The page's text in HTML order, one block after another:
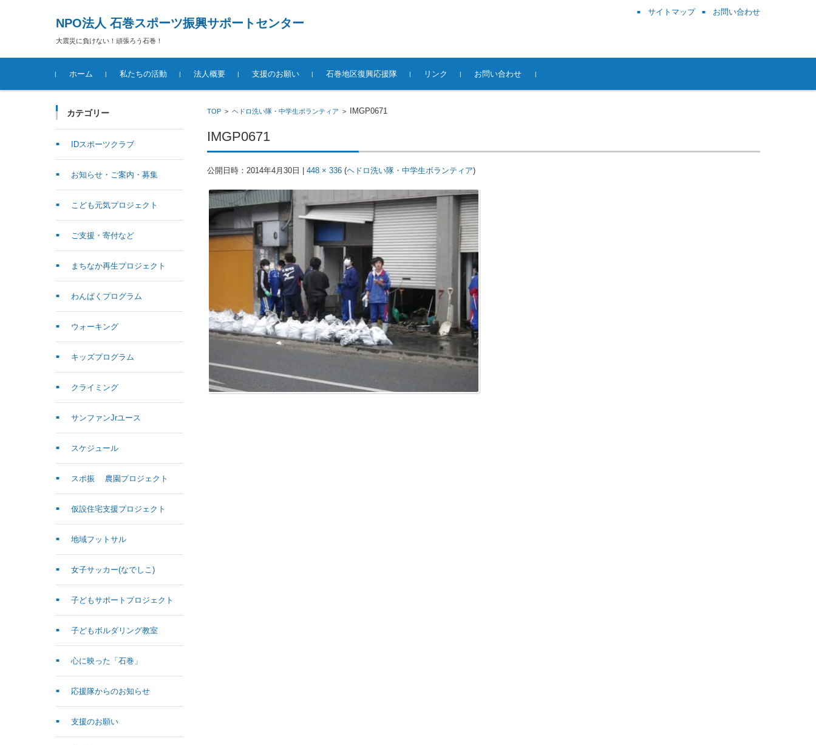
NPO法人 石巻スポーツ振興サポートセンター
大震災に負けない！頑張ろう石巻！
サイトマップ お問い合わせ
コンテンツに移動
ホーム
私たちの活動 法人概要 支援のお願い 石巻地区復興応援隊 リンク お問い合わせ
TOP> ヘドロ洗い隊・中学生ボランティア > IMGP0671
IMGP0671
公開日時： 2014年4月30日 448 × 336(ヘドロ洗い隊・中学生ボランティア)
カテゴリー
IDスポーツクラブ
お知らせ・ご案内・募集
こども元気プロジェクト
ご支援・寄付など
まちなか再生プロジェクト
わんぱくプログラム
ウォーキング
キッズプログラム
クライミング
サンファンJrユース
スケジュール
スポ振 農園プロジェクト
仮設住宅支援プロジェクト
地域フットサル
女子サッカー(なでしこ)
子どもサポートプロジェクト
子どもボルダリング教室
心に映った「石巻」
応援隊からのお知らせ
支援のお願い